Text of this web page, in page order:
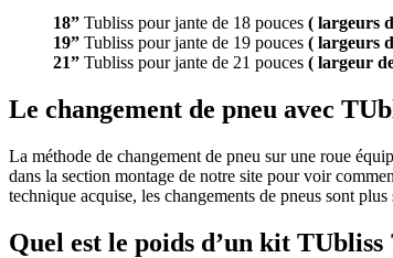
18” Tubliss pour jante de 18 pouces ( largeurs
19” Tubliss pour jante de 19 pouces ( largeurs
21” Tubliss pour jante de 21 pouces ( largeur
Le changement de pneu avec
La méthode de changement de pneu sur une roue
dans la section montage de notre site pour voir
technique acquise, les changements de pneus sont
Quel est le poids d’un kit TUbliss